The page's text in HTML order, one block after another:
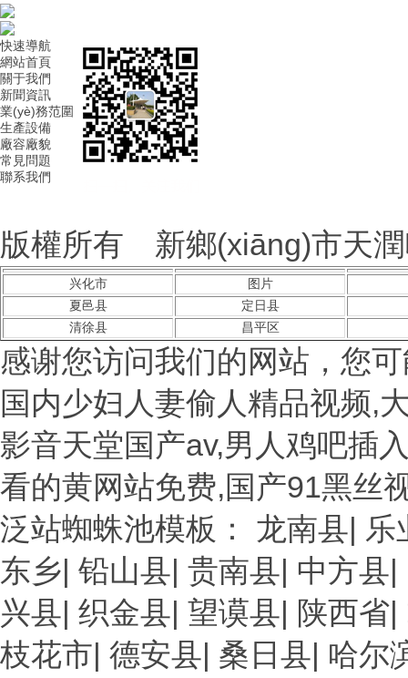
快速導航
網站首頁
關于我們
新聞資訊
業(yè)務范圍
生產設備
廠容廠貌
常見問題
聯系我們
版權所有 新鄉(xiāng)市天
兴化市
图片
夏邑县
定日县
清徐县
昌平区
感谢您访问我们的网站，您
国内少妇人妻偷人精品视频,
影音天堂国产av,男人鸡吧插
看的黄网站免费,国产91黑丝
泛站蜘蛛池模板： 龙南县| 乐
东乡| 铅山县| 贵南县| 中方县|
兴县| 织金县| 望谟县| 陕西省|
枝花市| 德安县| 桑日县| 哈尔